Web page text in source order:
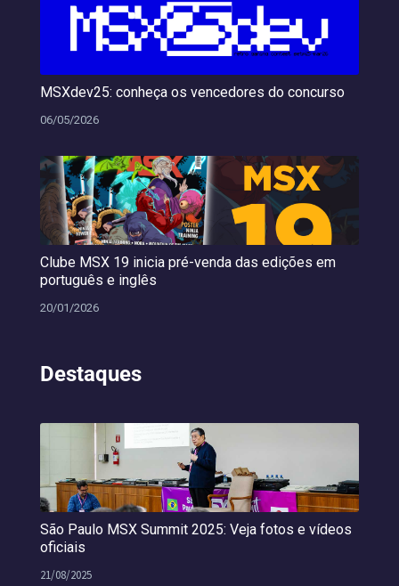
MSXdev25: conheça os vencedores do concurso
06/05/2026
Clube MSX 19 inicia pré-venda das edições em
português e inglês
20/01/2026
Destaques
São Paulo MSX Summit 2025: Veja fotos e vídeos
oficiais
21/08/2025